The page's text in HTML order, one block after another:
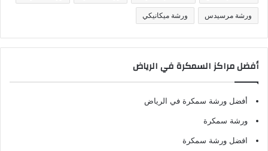
ورشة مرسيدس ورشة ميكانيكي
أفضل مراكز السمكرة في الرياض
أفضل ورشة سمكرة في الرياض
ورشة سمكرة
افضل ورشة سمكرة